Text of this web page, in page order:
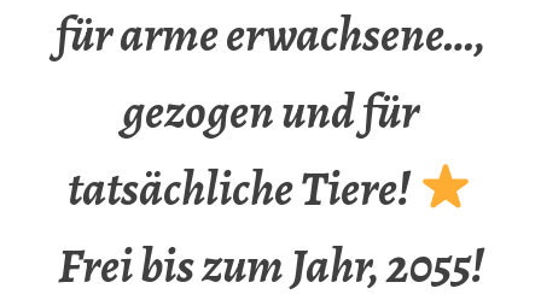
für arme erwachsene…,
gezogen und für
tatsächliche Tiere!
Frei bis zum Jahr, 2055!